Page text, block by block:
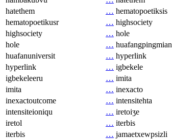
hatethem
… hematopoetiksis
hematopoetikusr
… highsociety
highsociety
… hole
hole
… huafangpingmian
huafanuniversit
… hyperlink
hyperlink
… igbekele
igbekeleeru
… imita
imita
… inexacto
inexactoutcome
… intensitehta
intensiteioniqu
… iretoiʒe
iretol
… iterbis
iterbis
… jamaetxewpsizli